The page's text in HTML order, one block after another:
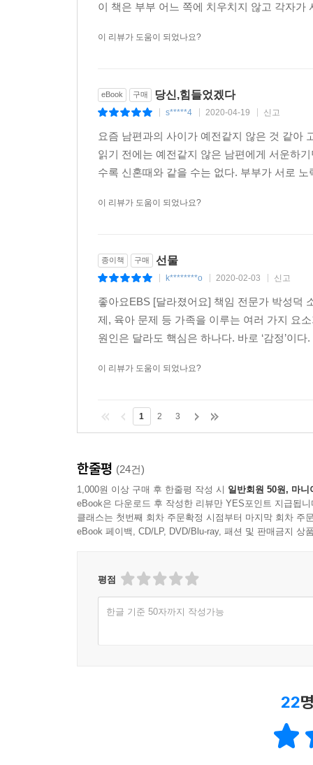
이 책은 부부 어느 쪽에 치우치지 않고 각자
이 리뷰가 도움이 되었나요?
eBook 구매 당신,힘들었겠다
s*****4 2020-04-19 신고
요즘 남편과의 사이가 예전같지 않은 것 같아
읽기 전에는 예전같지 않은 남편에게 서운하
수록 신혼때와 같을 수는 없다. 부부가 서로
이 리뷰가 도움이 되었나요?
종이책 구매 선물
k********o 2020-02-03 신고
좋아요EBS [달라졌어요] 책임 전문가 박성덕
제, 육아 문제 등 가족을 이루는 여러 가지 요
원인은 달라도 핵심은 하나다. 바로 ‘감정’이
이 리뷰가 도움이 되었나요?
1 2 3
한줄평 (24건)
1,000원 이상 구매 후 한줄평 작성 시 일반회원 50원, 마니
eBook은 다운로드 후 작성한 리뷰만 YES포인트 지급됩니
클래스는 첫번째 회차 주문확정 시점부터 마지막 회차 주
eBook 페이백, CD/LP, DVD/Blu-ray, 패션 및 판매금지 상
평점
한글 기준 50자까지 작성가능
22